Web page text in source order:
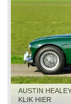
AUSTIN
KLIK HIER